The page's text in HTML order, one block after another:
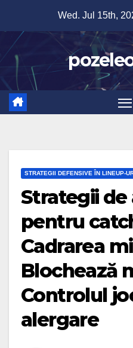
content
Wed. Jul 15th,
STRATEGII DEFENSIVE ÎN LINEUP-
Strategii de
pentru
Cadrarea
Blochează
Controlul
alergare